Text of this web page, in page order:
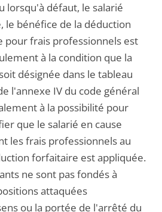
lorsqu'à défaut, le salarié
le bénéfice de la déduction
pour frais professionnels est
à la condition que la
désignée dans le tableau
l'annexe IV du code général
à la possibilité pour
que le salarié en cause
les frais professionnels au
forfaitaire est appliquée.
ne sont pas fondés à
attaquées
ou la portée de l'arrêté du